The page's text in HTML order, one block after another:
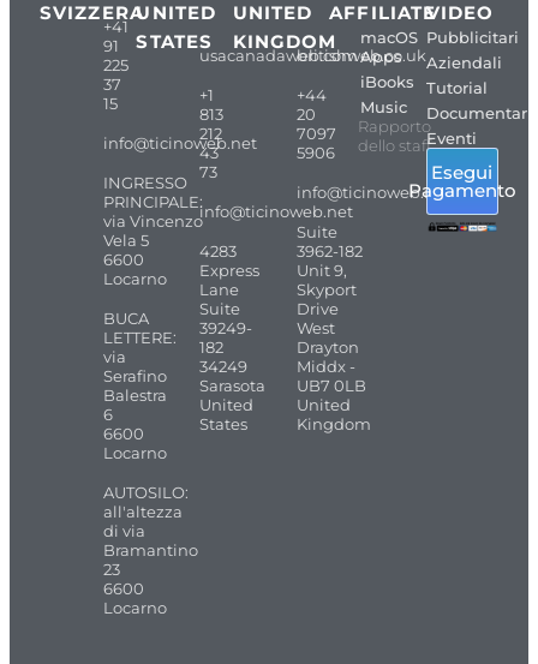
SVIZZERA
+41
91
225
37
15
info@ticinoweb.net
INGRESSO
PRINCIPALE:
via Vincenzo
Vela 5
6600
Locarno
BUCA
LETTERE:
via
Serafino
Balestra
6
6600
Locarno
AUTOSILO:
all'altezza
di via
Bramantino
23
6600
Locarno
UNITED
STATES
usacanadaweb.com
+1
813
212
43
73
info@ticinoweb.net
4283
Express
Lane
Suite
39249-
182
34249
Sarasota
United
States
UNITED
KINGDOM
britishweb.co.uk
+44
20
7097
5906
info@ticinoweb.net
Suite
3962-182
Unit 9,
Skyport
Drive
West
Drayton
Middx -
UB7 0LB
United
Kingdom
AFFILIATE
macOS
Apps
iBooks
Music
Rapporto
dello staff
VIDEO
Pubblicitari
Aziendali
Tutorial
Documentari
Eventi
Esegui
Pagamento